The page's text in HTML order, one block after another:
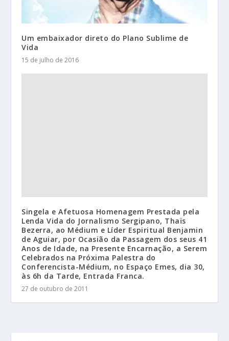
Um embaixador direto do Plano Sublime de
Vida
15 de julho de 2016
Singela e Afetuosa Homenagem Prestada pela
Lenda Vida do Jornalismo Sergipano, Thaïs
Bezerra, ao Médium e Líder Espiritual Benjamin
de Aguiar, por Ocasião da Passagem dos seus 41
Anos de Idade, na Presente Encarnação, a Serem
Celebrados na Próxima Palestra do
Conferencista-Médium, no Espaço Emes, dia 30,
às 6h da Tarde, Entrada Franca.
27 de outubro de 2011